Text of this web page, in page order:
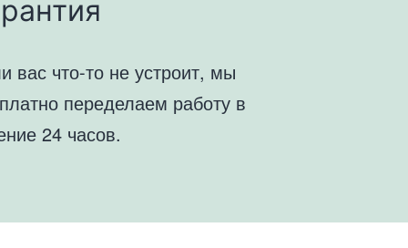
вас что-то не устроит, мы
переделаем работу в
24 часов.